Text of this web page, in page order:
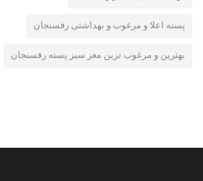
پسته اعلا و مرغوب و بهداشتی رفسنجان
بهترین و مرغوب ترین مغز سبز پسته رفسنجان